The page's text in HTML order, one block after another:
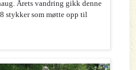
Årets vandring gikk denne
stykker som møtte opp til